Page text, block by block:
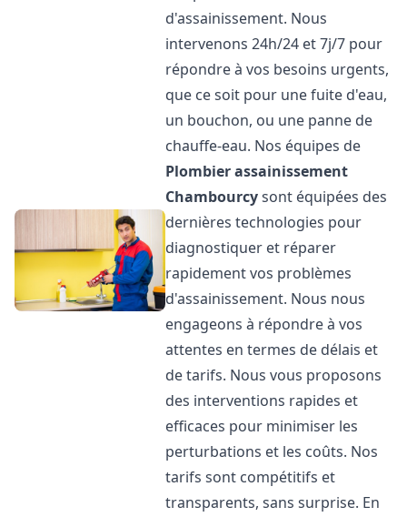
d'assainissement. Nous
intervenons 24h/24 et 7j/7 pour
répondre à vos besoins urgents,
que ce soit pour une fuite d'eau,
un bouchon, ou une panne de
chauffe-eau. Nos équipes de
Plombier assainissement
Chambourcysont équipées des
dernières technologies pour
diagnostiquer et réparer
rapidement vos problèmes
d'assainissement. Nous nous
engageons à répondre à vos
attentes en termes de délais et
de tarifs. Nous vous proposons
des interventions rapides et
efficaces pour minimiser les
perturbations et les coûts. Nos
tarifs sont compétitifs et
transparents, sans surprise. En